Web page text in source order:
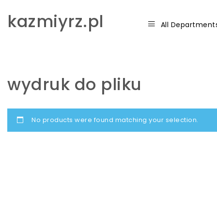
kazmiyrz.pl All
wydruk do pliku
No products were found matching your selection.